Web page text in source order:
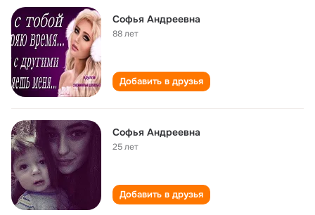
Софья Андреевна
88 лет
Добавить в друзья
Софья Андреевна
25 лет
Добавить в друзья